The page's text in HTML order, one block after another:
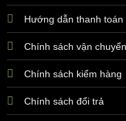
Hướng dẫn thanh toán
Chính sách vận
Chính sách kiểm hàng
Chính sách đổi trả